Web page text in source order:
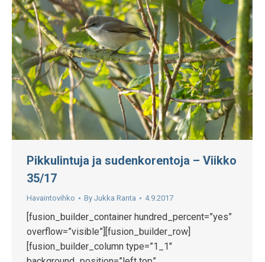
Pikkulintuja ja sudenkorentoja – Viikko
35/17
Havaintovihko By Jukka Ranta 4.9.2017
[fusion_builder_container hundred_percent=”yes”
overflow=”visible”][fusion_builder_row]
[fusion_builder_column type=”1_1″